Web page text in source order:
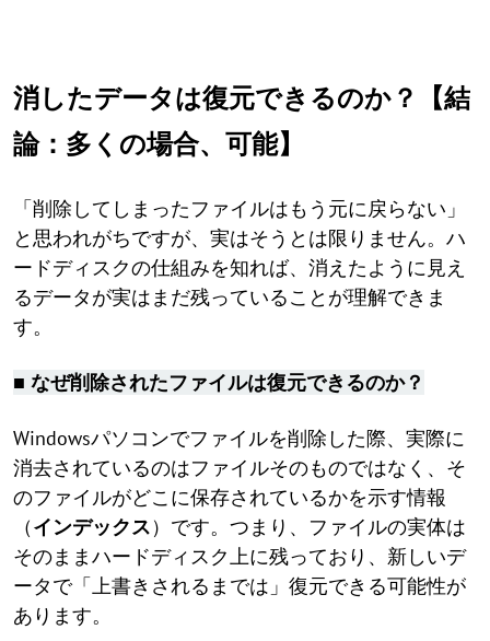
消したデータは復元できるのか？【結
論：多くの場合、可能】
「削除してしまったファイルはもう元に戻らない」
と思われがちですが、実はそうとは限りません。ハ
ードディスクの仕組みを知れば、消えたように見え
るデータが実はまだ残っていることが理解できま
す。
■ なぜ削除されたファイルは復元できるのか？
Windowsパソコンでファイルを削除した際、実際に
消去されているのはファイルそのものではなく、そ
のファイルがどこに保存されているかを示す情報
（インデックス）です。つまり、ファイルの実体は
そのままハードディスク上に残っており、新しいデ
ータで「上書きされるまでは」復元できる可能性が
あります。